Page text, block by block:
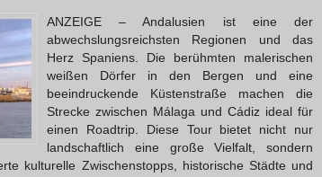
ANZEIGE – Andalusien ist eine der
abwechslungsreichsten Regionen und das
Herz Spaniens. Die berühmten malerischen
weißen Dörfer in den Bergen und eine
beeindruckende Küstenstraße machen die
Strecke zwischen Málaga und Cádiz ideal für
einen Roadtrip. Diese Tour bietet nicht nur
landschaftlich eine große Vielfalt, sondern
kulturelle Zwischenstopps, historische Städte und